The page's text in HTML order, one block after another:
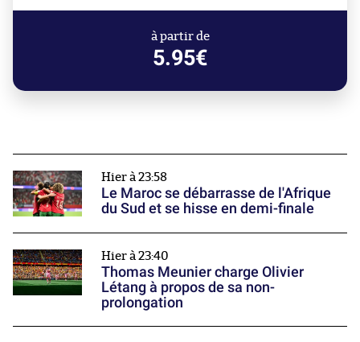
à partir de
5.95€
Hier à 23:58
Le Maroc se débarrasse de l'Afrique
du Sud et se hisse en demi-finale
Hier à 23:40
Thomas Meunier charge Olivier
Létang à propos de sa non-
prolongation